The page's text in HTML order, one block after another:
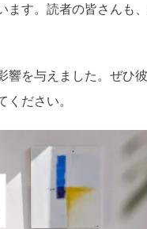
ます。読者の皆さんも
響を与えました。ぜひ
ださい。